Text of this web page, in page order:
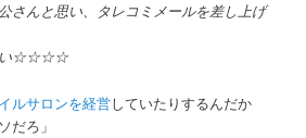
さんと思い、タレコミメールを差し上げ
い☆☆☆☆
ルサロンを経営していたりするんだか
だろ」